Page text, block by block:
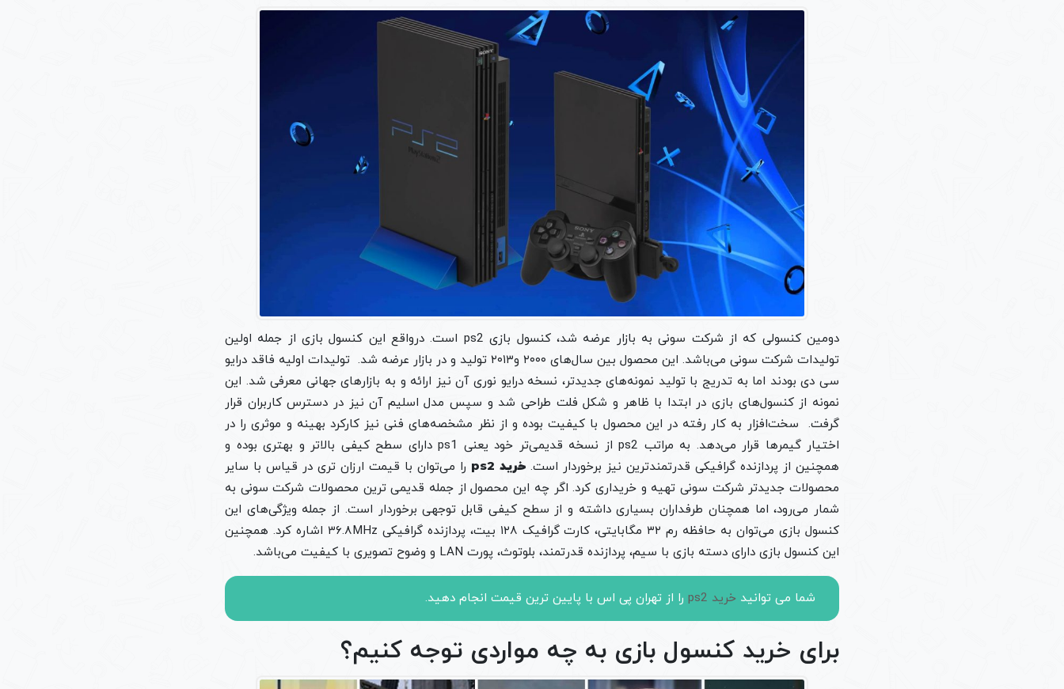
دومین کنسولی که از شرکت سونی به بازار عرضه شد، کنسول بازی ps2 است. در‌واقع این کنسول بازی از جمله اولین
تولیدات شرکت سونی می‌باشد. این محصول بین سال‌های ۲۰۰۰ و۲۰۱۳ تولید و در بازار عرضه شد. تولیدات اولیه فاقد درایو
سی دی بودند اما به تدریج با تولید نمونه‌های جدیدتر، نسخه درایو نوری آن نیز ارائه و به بازارهای جهانی معرفی شد. این
نمونه از کنسول‌های بازی در ابتدا با ظاهر و شکل فلت طراحی شد و سپس مدل اسلیم آن نیز در دسترس کاربران قرار
گرفت. سخت‌افزار به کار رفته در این محصول با کیفیت بوده و از نظر مشخصه‌های فنی نیز کارکرد بهینه و موثری را در
اختیار گیمرها قرار می‌دهد. به مراتب ps2 از نسخه قدیمی‌تر خود یعنی ps1 دارای سطح کیفی بالاتر و بهتری بوده و
همچنین از پردازنده گرافیکی قدرتمندترین نیز برخوردار است. خرید ps2
را می‌توان با قیمت ارزان تری در قیاس با سایر
محصولات جدیدتر شرکت سونی تهیه و خریداری کرد. اگر چه این محصول از جمله قدیمی ترین محصولات شرکت سونی به
شمار می‌رود، اما همچنان طرفداران بسیاری داشته و از سطح کیفی قابل توجهی برخوردار است. از جمله ویژگی‌های این
کنسول بازی می‌توان به حافظه رم ۳۲ مگابایتی، کارت گرافیک ۱۲۸ بیت، پردازنده گرافیکی ۳۶.۸MHz اشاره کرد. همچنین
این کنسول بازی دارای دسته بازی با سیم، پردازنده قدرتمند، بلوتوث، پورت LAN و وضوح تصویری با کیفیت می‌باشد.
شما می توانید خرید ps2 را از تهران پی اس با پایین ترین قیمت انجام دهید.
برای خرید کنسول بازی به چه مواردی توجه کنیم؟